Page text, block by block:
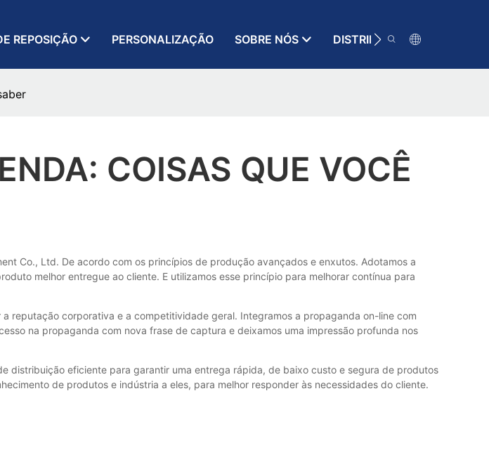
REPOSIÇÃO PERSONALIZAÇÃO SOBRE NÓS DISTRIBUIDOR
COISAS QUE VOCÊ
Co., Ltd. De acordo com os princípios de produção avançados e enxutos. Adotamos a
melhor entregue ao cliente. E utilizamos esse princípio para melhorar contínua para
reputação corporativa e a competitividade geral. Integramos a propaganda on-line com
na propaganda com nova frase de captura e deixamos uma impressão profunda nos
distribuição eficiente para garantir uma entrega rápida, de baixo custo e segura de produtos
de produtos e indústria a eles, para melhor responder às necessidades do cliente.